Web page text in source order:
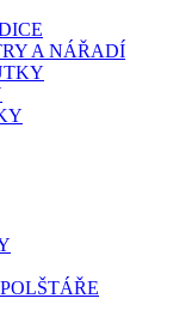
A NÁŘADÍ